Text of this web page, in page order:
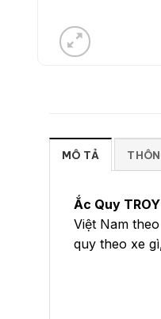
MÔ TẢ
Ắc Quy
Việt Nam theo
quy theo xe